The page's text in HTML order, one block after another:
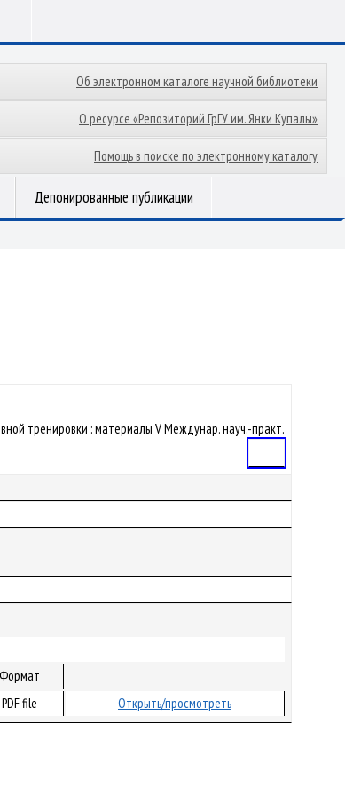
Об электронном каталоге научной библиотеки
О ресурсе «Репозиторий ГрГУ им. Янки Купалы»
Помощь в поиске по электронному каталогу
Депонированные публикации
тренировки : материалы V Междунар. науч.-практ.
Формат
PDF file Открыть/просмотреть